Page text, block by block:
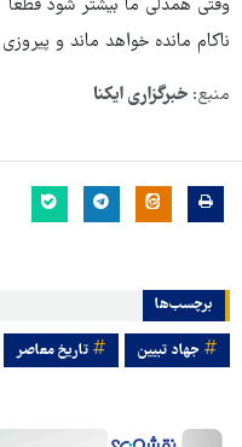
وقتی همدلی ما بیشتر شود
ناکام مانده خواهد ماند و
منبع: خبرگزاری ایکنا
برچسب‌ها
جهاد تبیین تاریخ معاصر